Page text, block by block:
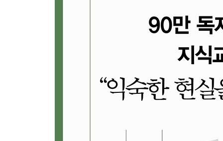
정치를 더 믿고, 어떤 나라는 정치를 불신한다. 저
7장. 북·중·러 기회의 삼각지대